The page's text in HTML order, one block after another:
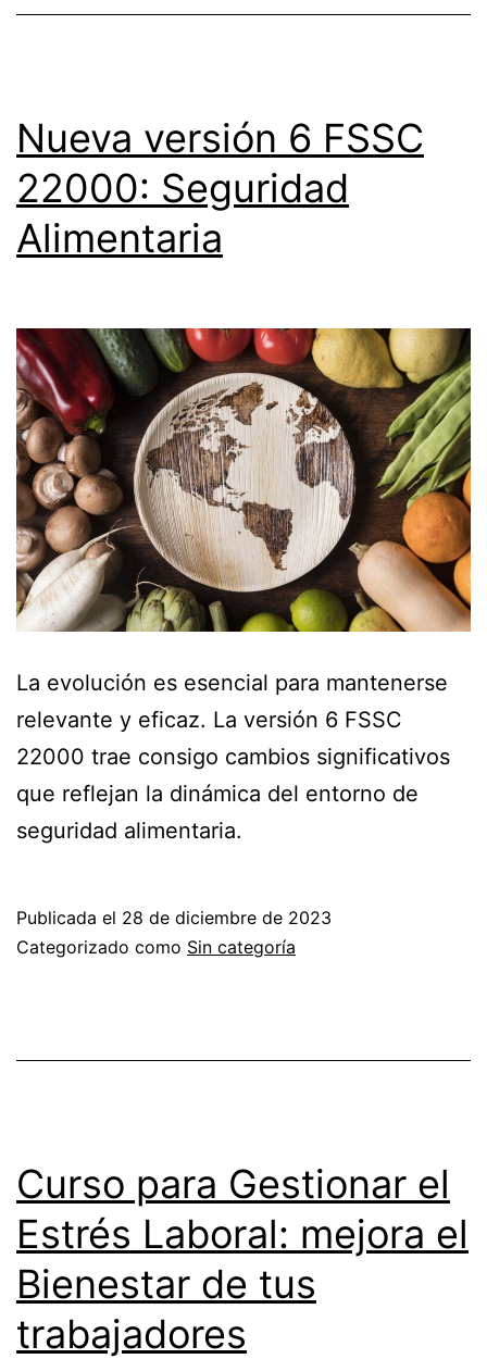
Nueva versión 6 FSSC
22000: Seguridad
Alimentaria
La evolución es esencial para mantenerse
relevante y eficaz. La versión 6 FSSC
22000 trae consigo cambios significativos
que reflejan la dinámica del entorno de
seguridad alimentaria.
Publicada el 28 de diciembre de 2023
Categorizado como Sin categoría
Curso para Gestionar el
Estrés Laboral: mejora el
Bienestar de tus
trabajadores